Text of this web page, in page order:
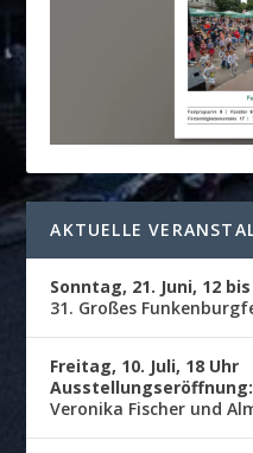
AKTUELLE
Sonntag, 21. Juni, 12
31. Großes
Freitag, 10. Juli, 18 Uhr
Ausstellungseröffnung:
Veronika Fischer und